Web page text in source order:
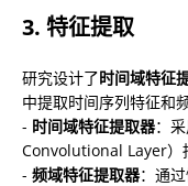
3. 特征提取
研究设计了时间域特征
中提取时间序列特征和
- 时间域特征提取器：
Convolutional Layer）
- 频域特征提取器：通